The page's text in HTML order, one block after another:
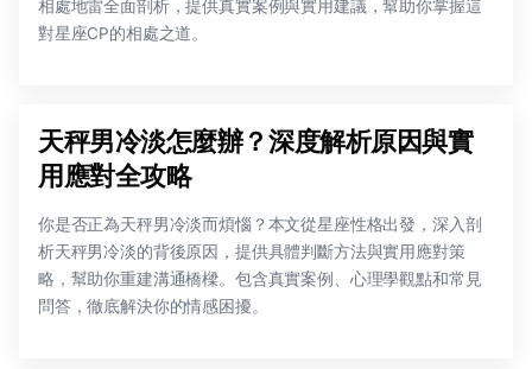
相處地雷全面剖析，提供真實案例與實用建議，幫助你掌握這
對星座CP的相處之道。
天秤男冷淡怎麼辦？深度解析原因與實
用應對全攻略
你是否正為天秤男冷淡而煩惱？本文從星座性格出發，深入剖
析天秤男冷淡的背後原因，提供具體判斷方法與實用應對策
略，幫助你重建溝通橋樑。包含真實案例、心理學觀點和常見
問答，徹底解決你的情感困擾。